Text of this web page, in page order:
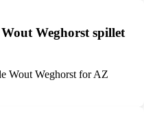
Weghorst spillet
Wout Weghorst for AZ